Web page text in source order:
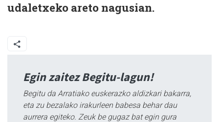
udaletxeko areto nagusian.
Egin zaitez Begitu-lagun!
Begitu da Arratiako euskerazko aldizkari bakarra,
eta zu bezalako irakurleen babesa behar dau
aurrera egiteko. Zeuk be gugaz bat egin gura